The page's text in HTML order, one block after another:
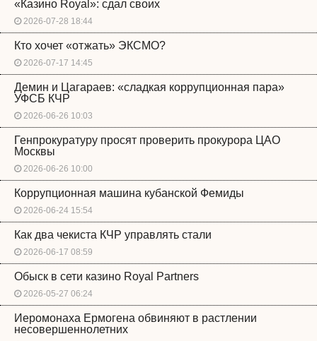
«Казино Royal»: сдал своих
2026-07-28 18:44
Кто хочет «отжать» ЭКСМО?
2026-07-17 14:45
Демин и Цагараев: «сладкая коррупционная пара»
УФСБ КЧР
2026-06-26 10:03
Генпрокуратуру просят проверить прокурора ЦАО
Москвы
2026-06-26 10:00
Коррупционная машина кубанской Фемиды
2026-06-24 15:54
Как два чекиста КЧР управлять стали
2026-06-17 08:59
Обыск в сети казино Royal Partners
2026-05-27 06:24
Иеромонаха Ермогена обвиняют в растлении
несовершеннолетних